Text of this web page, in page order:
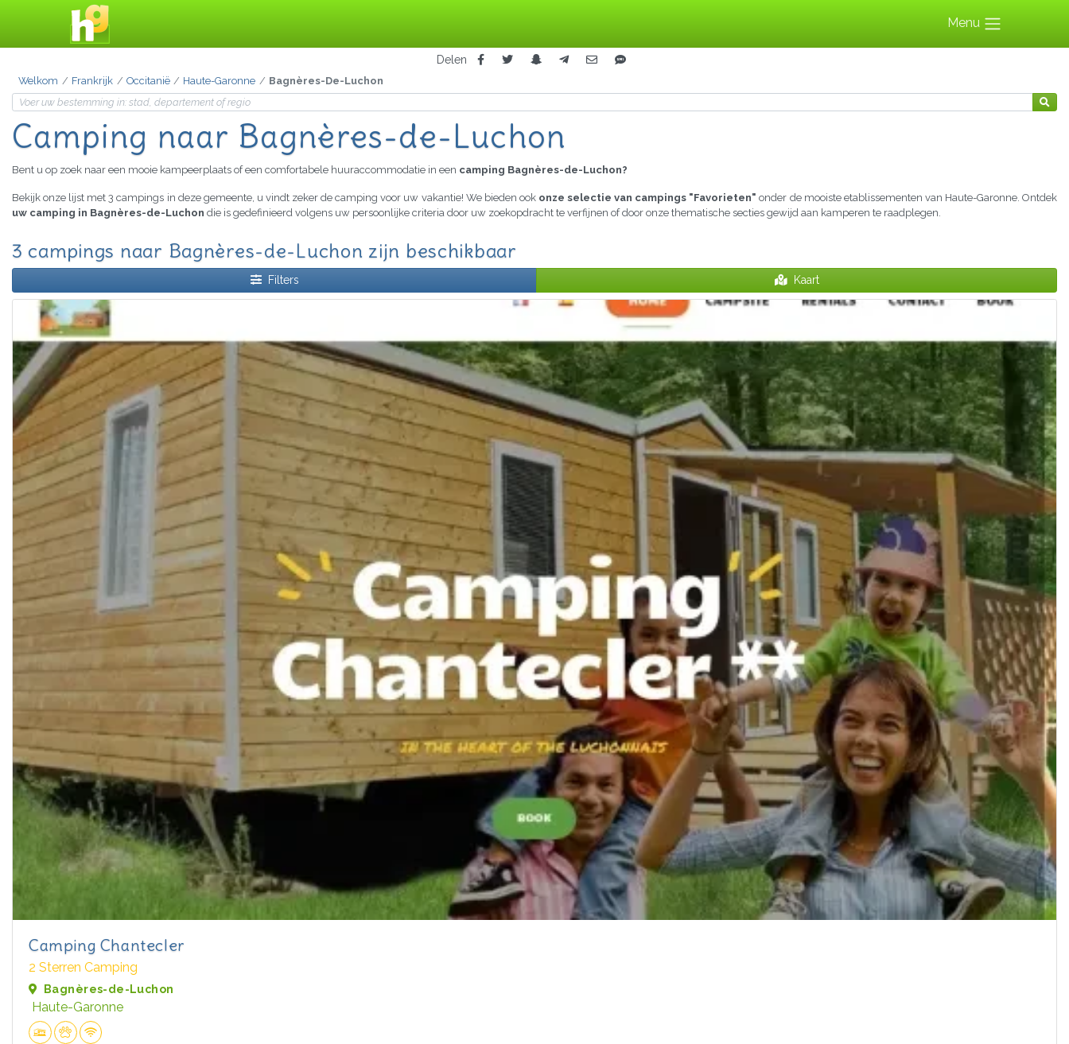
Menu
Delen
Welkom Frankrijk Occitanië Haute-Garonne Bagnères-De-Luchon
Camping naar Bagnères-de-Luchon
Bent u op zoek naar een mooie kampeerplaats of een comfortabele huuraccommodatie in een camping Bagnères-de-Luchon?
Bekijk onze lijst met 3 campings in deze gemeente, u vindt zeker de camping voor uw vakantie! We bieden ook onze selectie van campings "Favorieten" onder de mooiste etablissementen van Haute-Garonne. Ontdek
uw camping in Bagnères-de-Luchon die is gedefinieerd volgens uw persoonlijke criteria door uw zoekopdracht te verfijnen of door onze thematische secties gewijd aan kamperen te raadplegen.
3 campings naar Bagnères-de-Luchon zijn beschikbaar
Filters Kaart
Camping Chantecler
2 Sterren Camping
Bagnères-de-Luchon
Haute-Garonne